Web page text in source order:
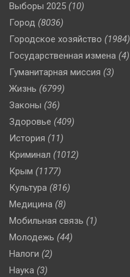
Выборы 2025 (10)
Город (8036)
Городское хозяйство (1984)
Государственная измена (4)
Гуманитарная миссия (3)
Жизнь (6799)
Законы (36)
Здоровье (409)
История (11)
Криминал (1012)
Крым (1177)
Культура (816)
Медицина (8)
Мобильная связь (1)
Молодежь (44)
Налоги (2)
Наука (3)